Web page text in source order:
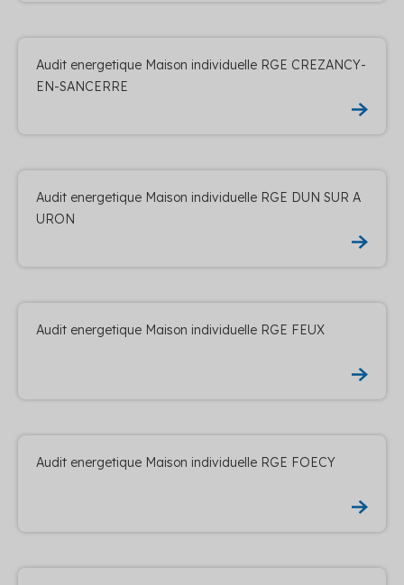
Audit energetique Maison individuelle RGE CREZANCY-
EN-SANCERRE
Audit energetique Maison individuelle RGE DUN SUR A
URON
Audit energetique Maison individuelle RGE FEUX
Audit energetique Maison individuelle RGE FOECY